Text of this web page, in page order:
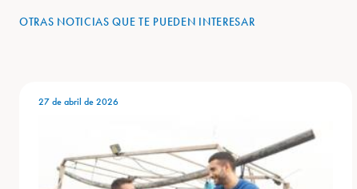
OTRAS NOTICIAS QUE TE PUEDEN INTERESAR
27 de abril de 2026